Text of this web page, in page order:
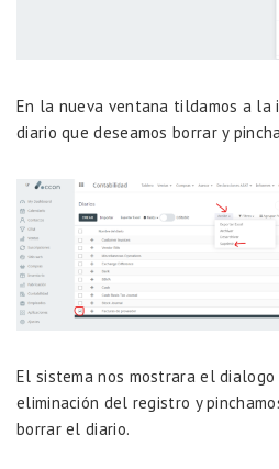
En la nueva ventana tildamos a la
diario que deseamos borrar y
El sistema nos mostrara el
eliminación del registro y
borrar el diario.